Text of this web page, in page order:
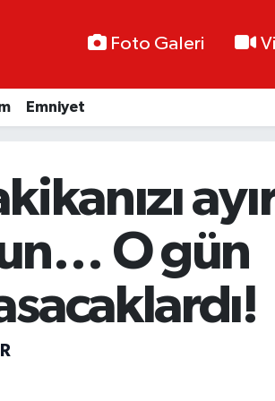
Foto Galeri
Emniyet
O gün